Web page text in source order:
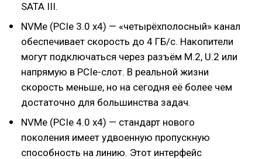
SATA III.
NVMe (PCIe 3.0 x4) — «четырёхполосный» канал
обеспечивает скорость до 4 ГБ/с. Накопители
могут подключаться через разъём M.2, U.2 или
напрямую в PCIe-слот. В реальной жизни
скорость меньше, но на сегодня её более чем
достаточно для большинства задач.
NVMe (PCIe 4.0 x4) — стандарт нового
поколения имеет удвоенную пропускную
способность на линию. Этот интерфейс